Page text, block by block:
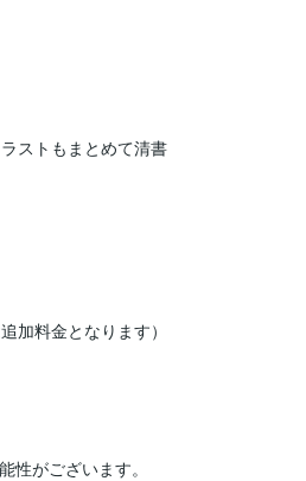
ストもまとめて清書
加料金となります）
性がございます。